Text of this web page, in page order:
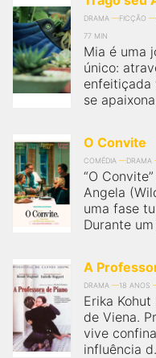
DRAMA FICÇÃO
77 MIN
Mia é uma
único:
enfeitiçada
se
O Convite
COMÉDIA DRAMA
“O
Angela
uma fase
Durante
A
DRAMA 18 ANOS
Erika
de Viena.
vive
influência